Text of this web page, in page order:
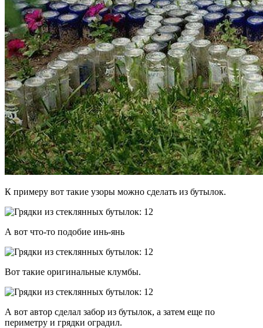
К примеру вот такие узоры можно сделать из бутылок.
А вот что-то подобие инь-янь
Вот такие оригинальные клумбы.
А вот автор сделал забор из бутылок, а затем еще по
периметру и грядки оградил.